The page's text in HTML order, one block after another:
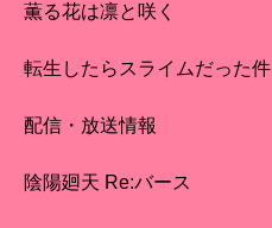
薫る花は凛と咲く
転生したらスライムだった件
配信・放送情報
陰陽廻天 Re:バース